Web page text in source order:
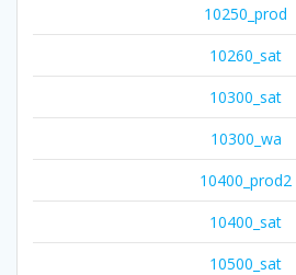
10250_prod
10260_sat
10300_sat
10300_wa
10400_prod2
10400_sat
10500_sat